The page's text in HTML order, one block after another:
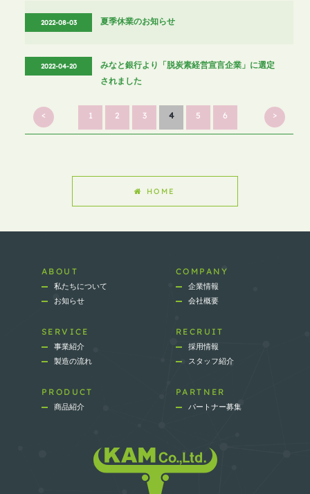
2022-08-03 夏季休業のお知らせ
2022-04-20
みなと銀行より「脱炭素経営宣言企業」に選定
されました
< 1 2 3 4 5 6 >
HOME
ABOUT COMPANY
私たちについて
企業情報
お知らせ
会社概要
SERVICE RECRUIT
事業紹介
採用情報
製造の流れ
スタッフ紹介
PRODUCT PARTNER
商品紹介 パートナー募集